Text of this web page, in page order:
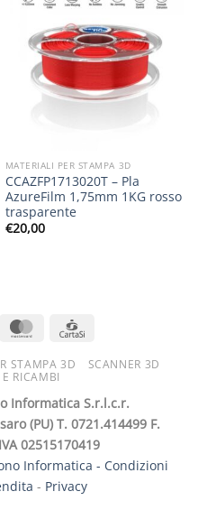
MATERIALI PER STAMPA 3D
CCAZFP1713020T – Pla
AzureFilm 1,75mm 1KG rosso
trasparente
€20,00
STAMPA 3D
SCANNER 3D
RICAMBI
Informatica S.r.l.c.r.
(PU) T. 0721.414499 F.
02515170419
Informatica - Condizioni
- Privacy